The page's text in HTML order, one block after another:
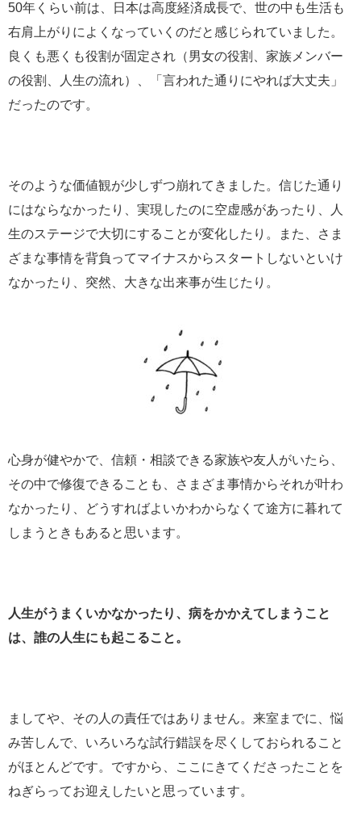
50年くらい前は、日本は高度経済成長で、世の中も生活も
右肩上がりによくなっていくのだと感じられていました。
良くも悪くも役割が固定され（男女の役割、家族メンバー
の役割、人生の流れ）、「言われた通りにやれば大丈夫」
だったのです。
そのような価値観が少しずつ崩れてきました。信じた通り
にはならなかったり、実現したのに空虚感があったり、人
生のステージで大切にすることが変化したり。また、さま
ざまな事情を背負ってマイナスからスタートしないといけ
なかったり、突然、大きな出来事が生じたり。
心身が健やかで、信頼・相談できる家族や友人がいたら、
その中で修復できることも、さまざま事情からそれが叶わ
なかったり、どうすればよいかわからなくて途方に暮れて
しまうときもあると思います。
人生がうまくいかなかったり、病をかかえてしまうこと
は、誰の人生にも起こること。
ましてや、その人の責任ではありません。来室までに、悩
み苦しんで、いろいろな試行錯誤を尽くしておられること
がほとんどです。ですから、ここにきてくださったことを
ねぎらってお迎えしたいと思っています。